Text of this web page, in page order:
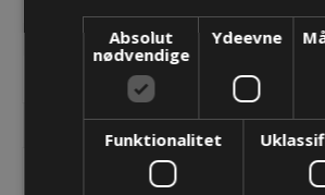
Lager: 2 på lager
KØB
Absolut
nødvendige
Ydeevne
Funktionalitet